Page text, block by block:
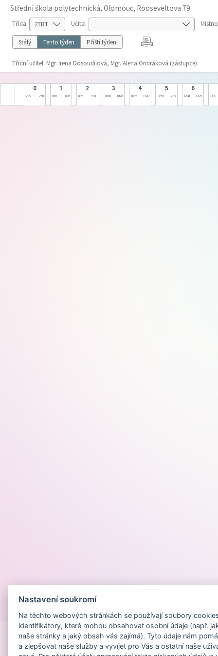
Střední škola polytechnická, Olomouc, Rooseveltova 79
Třída Učitel
Stálý Tento týden Příští týden
Třídní učitel: Mgr. Irena Dosoudilová, Mgr. Alena Ondráková (zástupce)
0
7:05 7:50
1
8:00 8:45
2
8:55 9:40
3
10:00 10:45
4
10:55 11:40
5
11:50 12:35
6
12:40 13:25 13:30
Nastavení soukromí
Na těchto webových stránkách se používají soubory
identifikátory, které mohou obsahovat osobní údaje (např.
naše stránky a jaký obsah vás zajímá). Tyto údaje nám
a zlepšovat naše služby a vyvíjet pro Vás a ostatní naše